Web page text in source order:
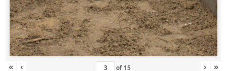
« ‹ of 15 › »